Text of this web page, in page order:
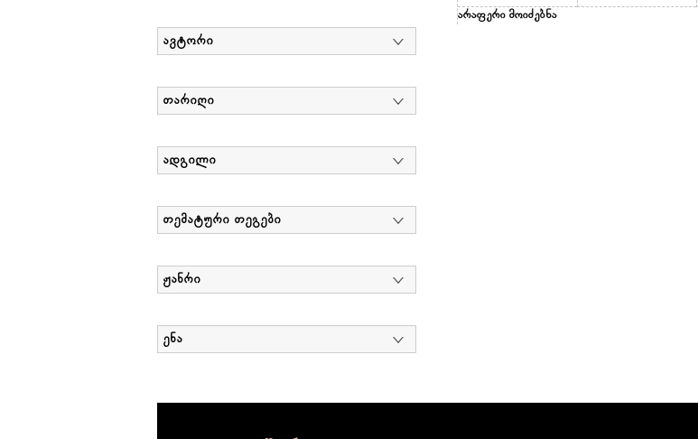
ავტორი
თარიღი
ადგილი
თემატური თეგები
ჟანრი
ენა
არაფერი მოიძებნა